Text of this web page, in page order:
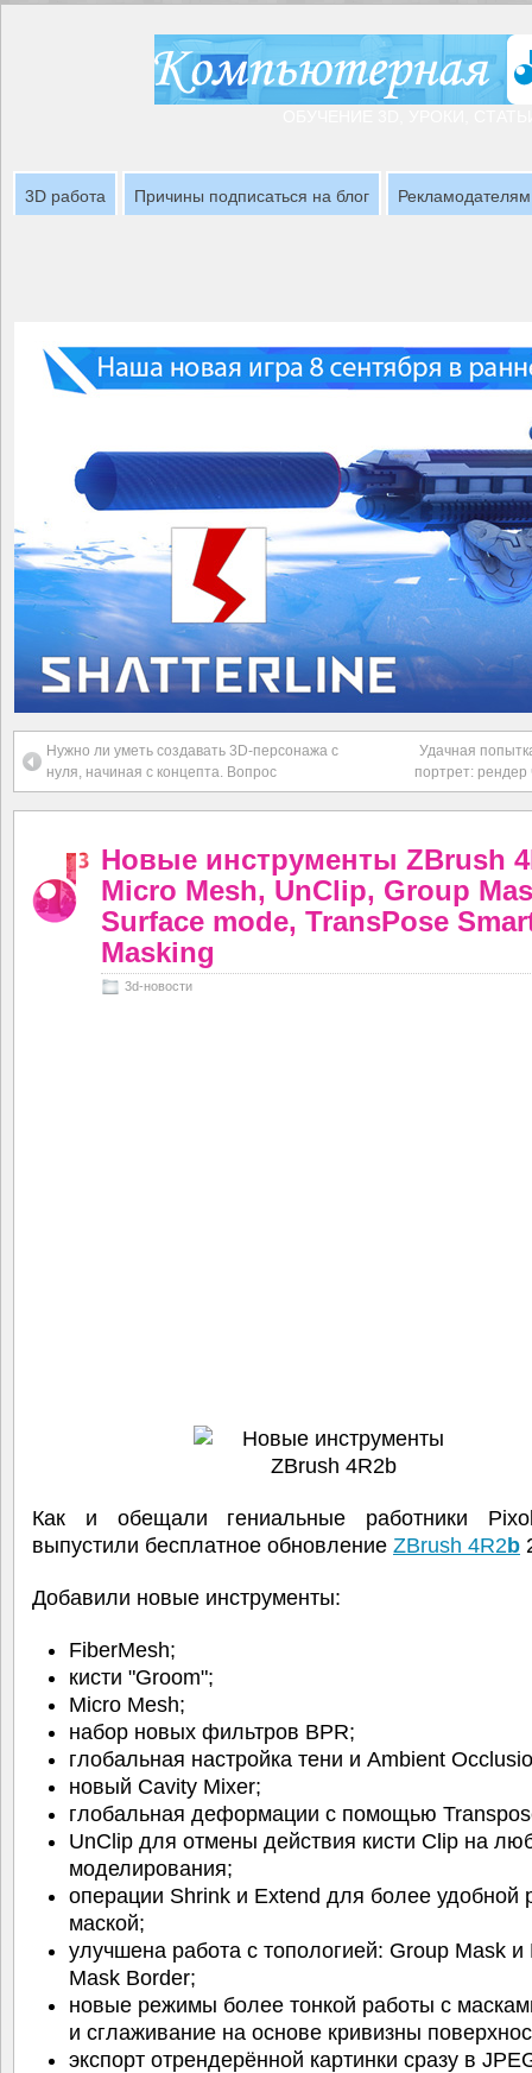
3D работа Причины подписаться на блог Рекламодателям
Нужно ли уметь создавать 3D-персонажа с
нуля, начиная с концепта. Вопрос
Удачная
портрет: рендер
Новые инструменты ZBrush
Micro Mesh, UnClip, Group
Surface mode, TransPose
Masking
3d-новости
Как и обещали гениальные работники
выпустили бесплатное обновление ZBrush 4R2b
Добавили новые инструменты:
FiberMesh;
кисти "Groom";
Micro Mesh;
набор новых фильтров BPR;
глобальная настройка тени и Ambient
новый Cavity Mixer;
глобальная деформации с помощью
UnClip для отмены действия кисти Clip на
моделирования;
операции Shrink и Extend для более удобной
маской;
улучшена работа с топологией: Group Mask и
Mask Border;
новые режимы более тонкой работы с
и сглаживание на основе кривизны
экспорт отрендерённой картинки сразу в